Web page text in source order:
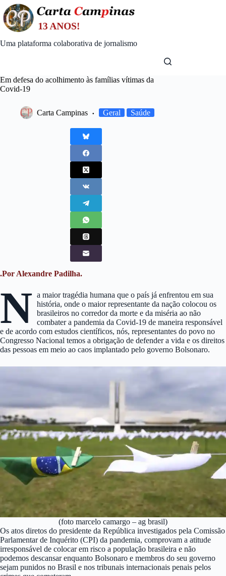
Skip
to
content
Uma plataforma colaborativa de jornalismo
Em defesa do acolhimento às famílias vítimas da
Covid-19
Carta Campinas Geral Saúde
.Por Alexandre Padilha.
N a maior tragédia humana que o país já enfrentou em sua
história, onde o maior representante da nação colocou os
brasileiros no corredor da morte e da miséria ao não
combater a pandemia da Covid-19 de maneira responsável
e de acordo com estudos científicos, nós, representantes do povo no
Congresso Nacional temos a obrigação de defender a vida e os direitos
das pessoas em meio ao caos implantado pelo governo Bolsonaro.
(foto marcelo camargo – ag brasil)
Os atos diretos do presidente da República investigados pela Comissão
Parlamentar de Inquérito (CPI) da pandemia, comprovam a atitude
irresponsável de colocar em risco a população brasileira e não
podemos descansar enquanto Bolsonaro e membros do seu governo
sejam punidos no Brasil e nos tribunais internacionais penais pelos